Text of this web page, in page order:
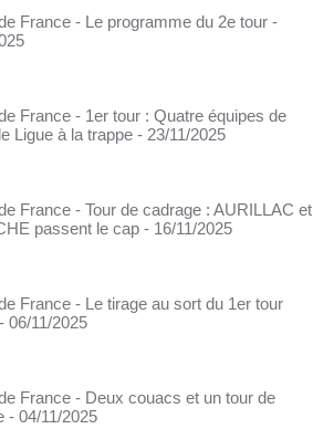
France - Le programme du 2e tour -
France - 1er tour : Quatre équipes de
Ligue à la trappe - 23/11/2025
France - Tour de cadrage : AURILLAC et
passent le cap - 16/11/2025
France - Le tirage au sort du 1er tour
- 06/11/2025
France - Deux couacs et un tour de
- 04/11/2025